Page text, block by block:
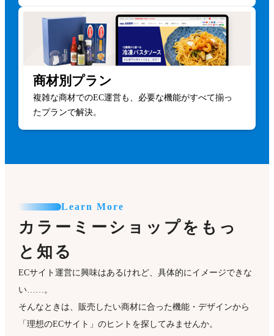
タグ管理 for GTM
商材別プラン
複雑な商材でのEC運営も、必要な機能がすべて揃っ
たプランで解決。
Learn More
カラーミーショップをもっ
と知る
ECサイト運営に興味はあるけれど、具体的にイメージできな
い……。
そんなときは、販売したい商材に合った機能・デザインから
「理想のECサイト」のヒントを探してみませんか。